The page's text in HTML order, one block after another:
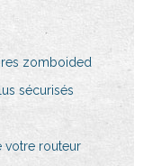
zomboided
sécurisés
votre routeur